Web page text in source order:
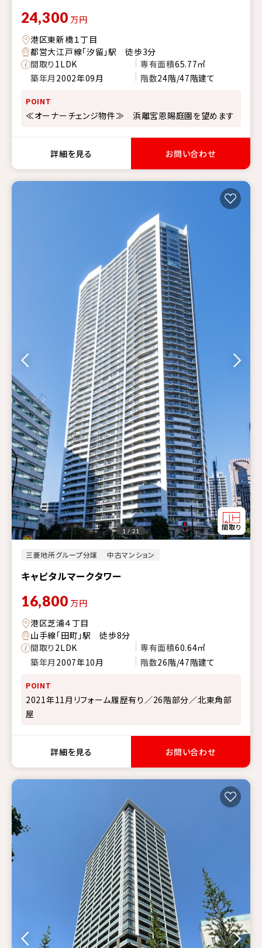
24,300 万円
港区東新橋１丁目
都営大江戸線「汐留」駅 徒歩3分
間取り1LDK 専有面積65.77㎡
築年月 2002年09月 階数24階/47階建て
POINT
≪オーナーチェンジ物件≫ 浜離宮恩賜庭園を望めます
詳細を見る お問い合わせ
三菱地所グループ分譲 中古マンション
キャピタルマークタワー
1 / 21
16,800 万円
港区芝浦４丁目
山手線「田町」駅 徒歩8分
間取り2LDK 専有面積60.64㎡
築年月 2007年10月 階数26階/47階建て
POINT
2021年11月リフォーム履歴有り／26階部分／北東角部
屋
詳細を見る お問い合わせ